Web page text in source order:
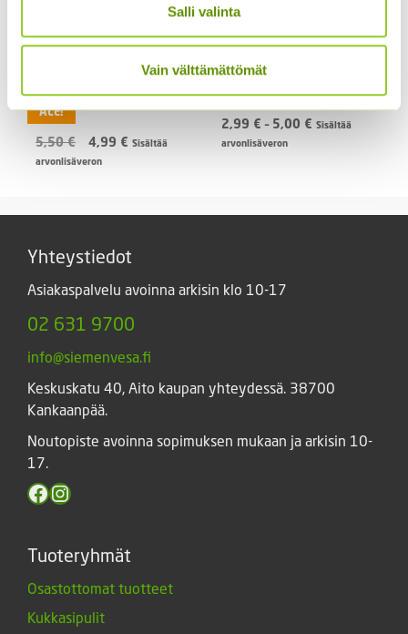
Salli valinta
Vain välttämättömät
Tomaatti Goldene
ALE!
5,50€
Alkuperäinen
hinta
4,99 € Nykyinen
Sisältää
arvonlisäveron
Lehtisalaatti Lollo
Bionda
ALE!
2,99 € – 5,00 € Hintaluokka:
Sisältää
arvonlisäveron
Yhteystiedot
Asiakaspalvelu avoinna arkisin klo 10-17
02 631 9700
info@siemenvesa.fi
Keskuskatu 40, Aito kaupan yhteydessä. 38700
Kankaanpää.
Noutopiste avoinna sopimuksen mukaan ja arkisin 10-
17.
Facebook
Instagram
Tuoteryhmät
Osastottomat tuotteet
Kukkasipulit